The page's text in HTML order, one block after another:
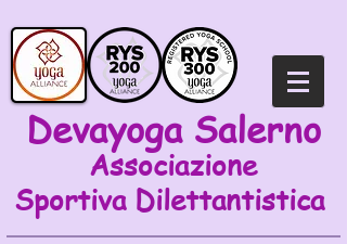
Devayoga Salerno
Associazione
Sportiva Dilettantistica